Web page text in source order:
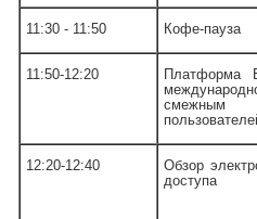
11:30 - 11:50 Кофе-пауза
11:50-12:20
Платформа
смежным
12:20-12:40
Обзор
доступа